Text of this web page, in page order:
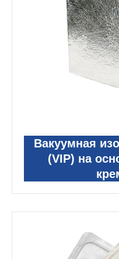
Вакуумная
(VIP) на